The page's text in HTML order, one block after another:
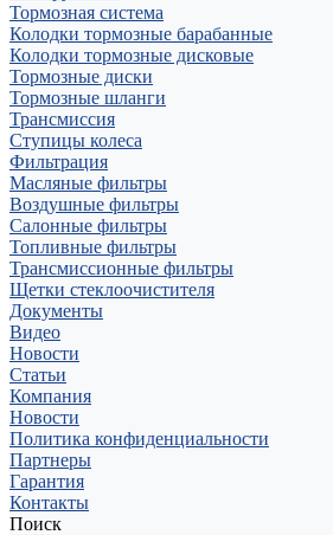
Тормозная система
Колодки тормозные барабанные
Колодки тормозные дисковые
Тормозные диски
Тормозные шланги
Трансмиссия
Ступицы колеса
Фильтрация
Масляные фильтры
Воздушные фильтры
Салонные фильтры
Топливные фильтры
Трансмиссионные фильтры
Щетки стеклоочистителя
Документы
Видео
Новости
Статьи
Компания
Новости
Политика конфиденциальности
Партнеры
Гарантия
Контакты
Поиск